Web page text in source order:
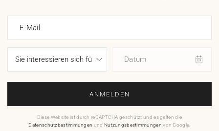
E-Mail
Datum
ANMELDEN
Diese Website ist durch reCAPTCHA geschützt und es gelten die
Datenschutzbestimmungen und Nutzungsbestimmungen von Google.